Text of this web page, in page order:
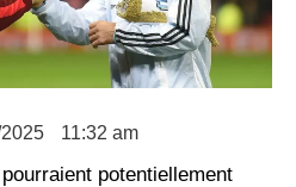
11:32 am
potentiellement